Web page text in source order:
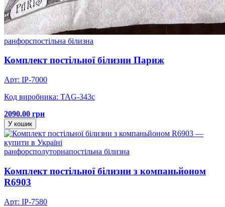
ранфорспостільна білизна
Комплект постільної білизни Париж
Арт: IP-7000
Код виробника: TAG-343c
2090.00 грн
У кошик
ранфорсполуторнапостільна білизна
Комплект постільної білизни з компаньйоном
R6903
Арт: IP-7580